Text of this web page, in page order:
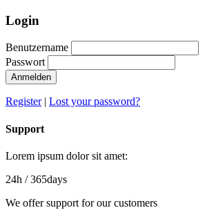
Login
Benutzername
Passwort
Anmelden
Register| Lost your password?
Support
Lorem ipsum dolor sit amet:
24h / 365days
We offer support for our customers